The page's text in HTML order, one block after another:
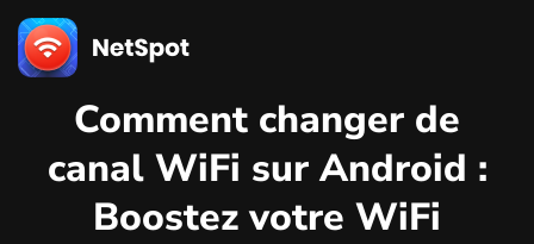
Comment changer de
canal WiFi sur Android :
Boostez votre WiFi